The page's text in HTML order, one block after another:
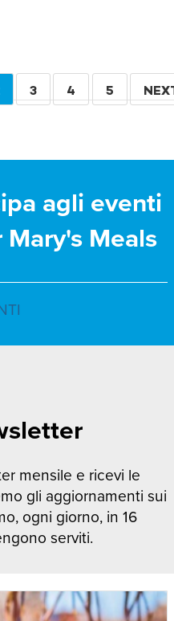
PAGINA
3 PAGINA
4 PAGINA
5
agli eventi
Meals
mensile e ricevi le
gli aggiornamenti sui
ogni giorno, in 16
serviti.